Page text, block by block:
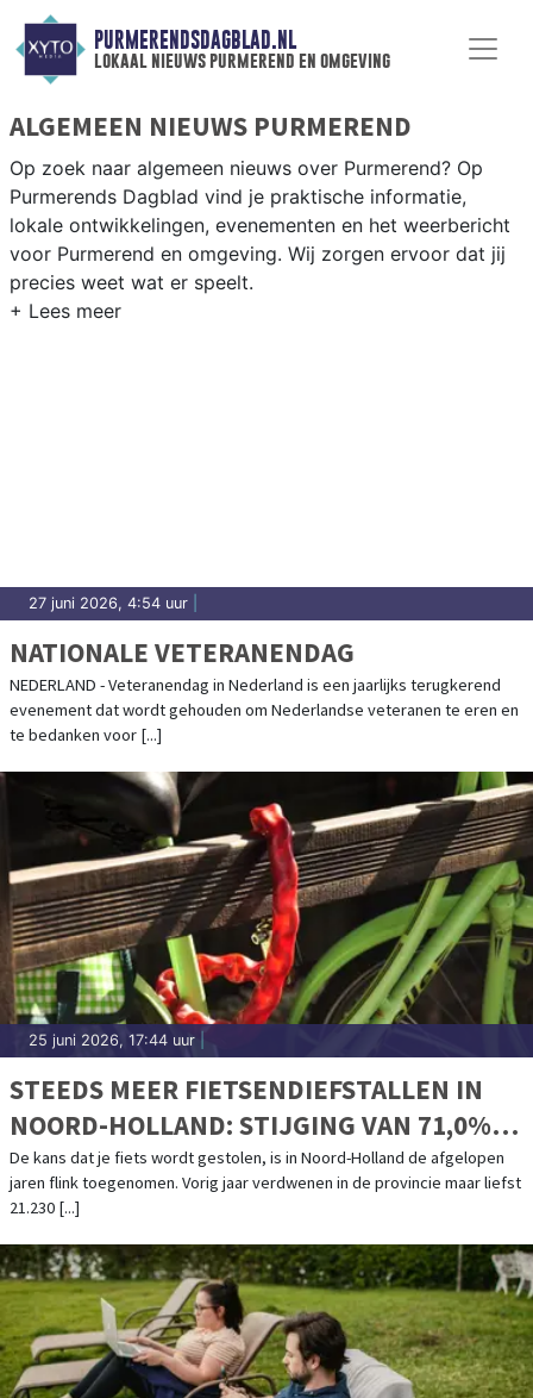
PURMERENDSDAGBLAD.NL
lokaal nieuws purmerend en omgeving
ALGEMEEN NIEUWS PURMEREND
Op zoek naar algemeen nieuws over Purmerend? Op
Purmerends Dagblad vind je praktische informatie,
lokale ontwikkelingen, evenementen en het weerbericht
voor Purmerend en omgeving. Wij zorgen ervoor dat jij
precies weet wat er speelt.
27 juni 2026, 4:54 uur
NATIONALE VETERANENDAG
NEDERLAND - Veteranendag in Nederland is een jaarlijks terugkerend
evenement dat wordt gehouden om Nederlandse veteranen te eren en
te bedanken voor [...]
25 juni 2026, 17:44 uur
STEEDS MEER FIETSENDIEFSTALLEN IN
NOORD-HOLLAND: STIJGING VAN 71,0%
IN VIER JAAR
De kans dat je fiets wordt gestolen, is in Noord-Holland de afgelopen
jaren flink toegenomen. Vorig jaar verdwenen in de provincie maar liefst
21.230 [...]